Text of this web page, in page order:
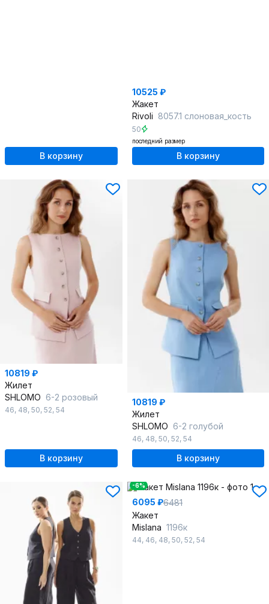
В корзину
10525 ₽
Жакет
Rivoli 8057.1 слоновая_кость
50
последний размер
В корзину
10819 ₽
Жилет
SHLOMO 6-2 розовый
46, 48, 50, 52, 54
В корзину
10819 ₽
Жилет
SHLOMO 6-2 голубой
46, 48, 50, 52, 54
В корзину
-6%
6095 ₽6481
Жакет
Mislana 1196к
44, 46, 48, 50, 52, 54